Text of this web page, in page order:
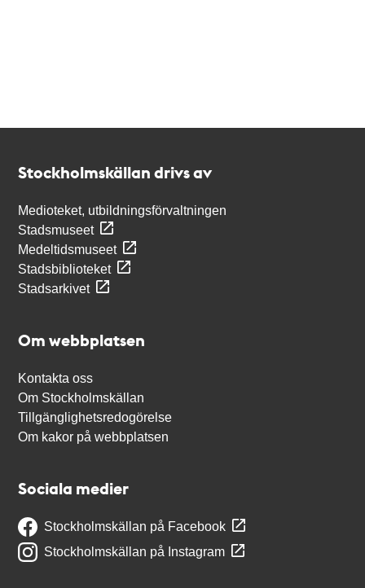
Stockholmskällan drivs av
Medioteket, utbildningsförvaltningen
Stadsmuseet
Medeltidsmuseet
Stadsbiblioteket
Stadsarkivet
Om webbplatsen
Kontakta oss
Om Stockholmskällan
Tillgänglighetsredogörelse
Om kakor på webbplatsen
Sociala medier
Stockholmskällan på Facebook
Stockholmskällan på Instagram